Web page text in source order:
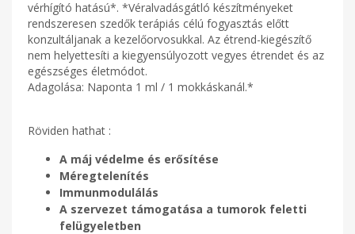
vérhígító hatású*. *Véralvadásgátló készítményeket
rendszeresen szedők terápiás célú fogyasztás előtt
konzultáljanak a kezelőorvosukkal. Az étrend-kiegészítő
nem helyettesíti a kiegyensúlyozott vegyes étrendet és az
egészséges életmódot.
Adagolása: Naponta 1 ml / 1 mokkáskanál.*
Röviden hathat :
A máj védelme és erősítése
Méregtelenítés
Immunmodulálás
A szervezet támogatása a tumorok feletti
felügyeletben